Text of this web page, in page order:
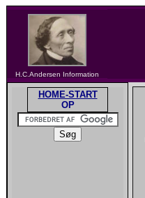
H.C.Andersen Information
HOME-START
OP